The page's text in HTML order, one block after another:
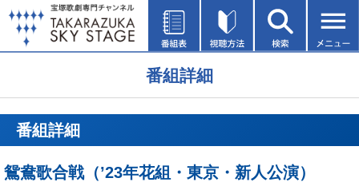
番組詳細
番組詳細
鴛鴦歌合戦（’23年花組・東京・新人公演）